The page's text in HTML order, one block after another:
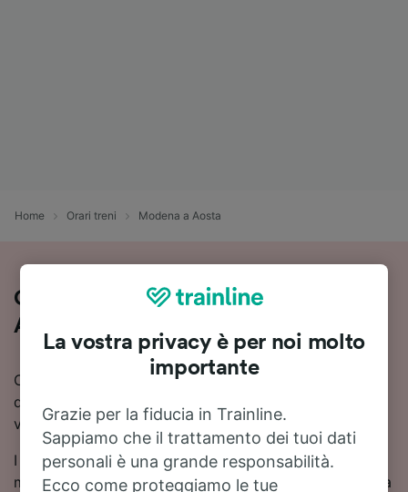
Home Orari treni Modena a Aosta
Guida al viaggio in treno da Modena a
Aosta
Cerchi informazioni su come arrivare in treno a Aosta
da Modena? Scopri orari, cambi e prezzi, e trova il
viaggio più adatto a te con Trainline.
I tempi di viaggio in treno da Modena a Aosta sono in
media di circa 8 ore 38 minuti. In media, sulla tratta da
La vostra privacy è per noi molto
importante
Grazie per la fiducia in Trainline.
Sappiamo che il trattamento dei tuoi dati
personali è una grande responsabilità.
Ecco come proteggiamo le tue